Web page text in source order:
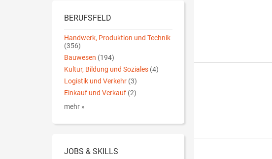
BERUFSFELD
Handwerk, Produktion und Technik
(356)
Bauwesen (194)
Kultur, Bildung und Soziales (4)
Logistik und Verkehr (3)
Einkauf und Verkauf (2)
mehr »
JOBS & SKILLS